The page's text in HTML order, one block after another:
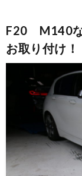
F20 M140
お取り付け！